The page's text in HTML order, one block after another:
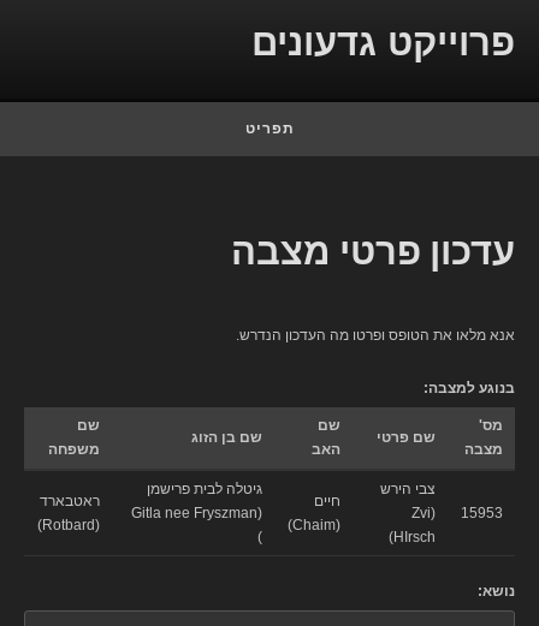
פרוייקט גדעונים
תפריט
עדכון פרטי מצבה
אנא מלאו את הטופס ופרטו מה העדכון הנדרש.
בנוגע למצבה:
מס'
מצבה
שם פרטי
שם
האב
שם בן הזוג
שם
משפחה
15953
צבי הירש
(Zvi
HIrsch)
חיים
(Chaim)
גיטלה לבית פרישמן
(Gitla nee Fryszman
)
ראטבארד
(Rotbard)
נושא: